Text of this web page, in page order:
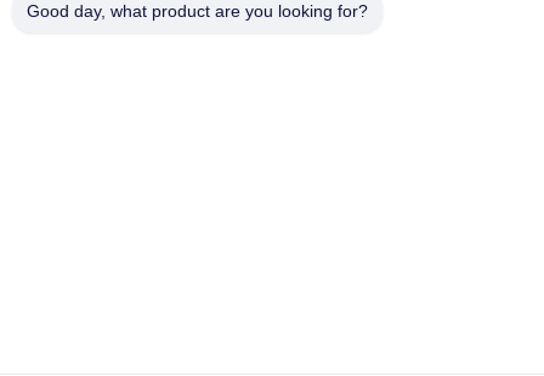
Good day, what product are you looking for?